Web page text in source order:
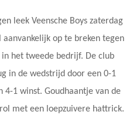
leek Veensche Boys zaterdag
op te breken tegen
het tweede bedrijf. De club
in de wedstrijd door een 0-1
4-1 winst. Goudhaantje van de
met een loepzuivere hattrick.